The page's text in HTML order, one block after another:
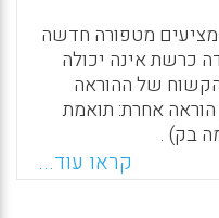
מטפורה חדשה
כרשת אינה יכולה
של ההוראה
אחרת: תואמת
בק) .
קראו עוד...